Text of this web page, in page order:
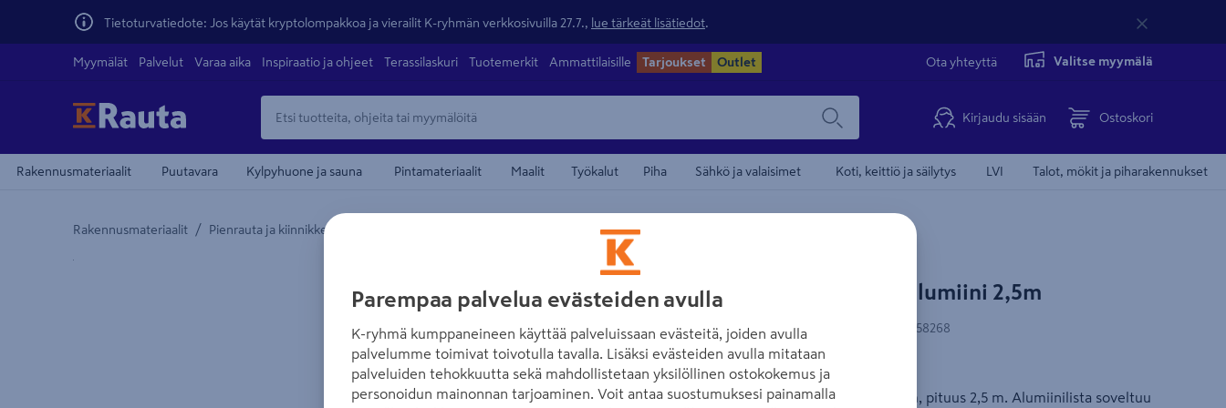
Tietoturvatiedote: Jos käytät kryptolompakkoa ja vierailit K-ryhmän verkkosivuilla 27.7., lue tärkeät lisätiedot
Myymälät Palvelut Varaa aika Inspiraatio ja ohjeet Terassilaskuri Tuotemerkit Ammattilaisille Tarjoukset Outlet Ota yhteyttä Valitse myymälä
Kirjaudu sisään Ostoskori
Rakennusmateriaalit Puutavara Kylpyhuone ja sauna Pintamateriaalit Maalit Työkalut Piha Sähkö ja valaisimet Koti, keittiö ja säilytys LVI Talot, mökit ja piharakennukset
Rakennusmateriaalit / Pienrauta ja kiinnikkeet / Pyörötangot, kulmat ja u-profiilit
Yksityiskohtainen kuvaus löytyy Tuotteen kuvaus -maamerkistä
Lattalista Alfer 15,5x2mm alumiini 2,5m
Tuotenumero 501454232 EAN-koodi 4001116258268
5.0 1 arvostelu
Lattalista alumiinia. Listan mitat 15,5x2 mm, pituus 2,5 m. Alumiinilista soveltuu
Parempaa palvelua evästeiden avulla
K-ryhmä kumppaneineen käyttää palveluissaan evästeitä, joiden avulla
palvelumme toimivat toivotulla tavalla. Lisäksi evästeiden avulla mitataan
palveluiden tehokkuutta sekä mahdollistetaan yksilöllinen ostokokemus ja
personoidun mainonnan tarjoaminen. Voit antaa suostumuksesi painamalla